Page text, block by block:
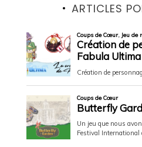
ARTICLES